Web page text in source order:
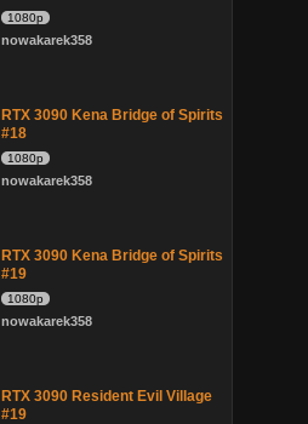
1080p
nowakarek358
RTX 3090 Kena Bridge of Spirits
#18
1080p
nowakarek358
RTX 3090 Kena Bridge of Spirits
#19
1080p
nowakarek358
RTX 3090 Resident Evil Village
#19